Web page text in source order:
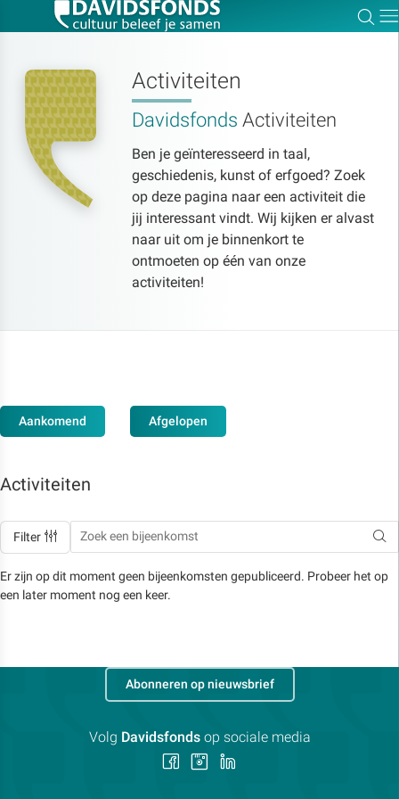
Activiteiten
Davidsfonds Activiteiten
Ben je geïnteresseerd in taal,
geschiedenis, kunst of erfgoed? Zoek
op deze pagina naar een activiteit die
jij interessant vindt. Wij kijken er alvast
naar uit om je binnenkort te
ontmoeten op één van onze
activiteiten!
Aankomend Afgelopen
Activiteiten
Filter
Er zijn op dit moment geen bijeenkomsten gepubliceerd. Probeer het op
een later moment nog een keer.
Abonneren op nieuwsbrief
Volg Davidsfondsop sociale media
Volg Volg
Zoek:
Zoeken